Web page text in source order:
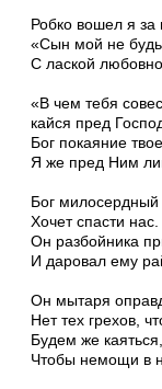
Робко вошел я
«Сын мой не будь
С лаской
«В чем тебя
кайся пред
Бог покаяние
Я же пред Ним
Бог
Хочет спасти
Он разбойника
И даровал ему
Он мытаря
Нет тех грехов,
Будем же
Чтобы немощи в